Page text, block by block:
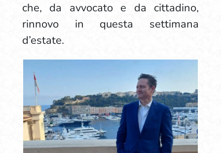
che, da avvocato e da cittadino,
rinnovo in questa settimana
d’estate.